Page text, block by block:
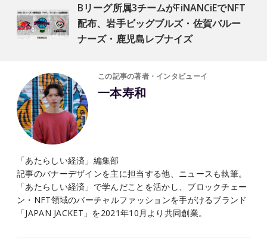
Bリーグ所属3チームがFiNANCiEでNFT
配布、岩手ビッグブルズ・佐賀バルー
ナーズ・鹿児島レブナイズ
この記事の著者・インタビューイ
一本寿和
「あたらしい経済」編集部
記事のバナーデザインを主に担当する他、ニュースも執筆。
「あたらしい経済」で学んだことを活かし、ブロックチェー
ン・NFT領域のバーチャルファッションを手がけるブランド
「JAPAN JACKET」を2021年10月より共同創業。